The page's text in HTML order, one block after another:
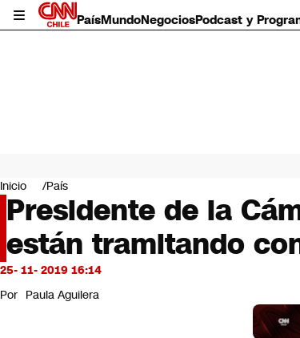
PaísMundoNegociosPodcast y
Mundo
Negocios
Deportes
Programas completos
Cultura
Servicios
Bits
CNN Data
Inicio País
Presidente de la
están tramitando
25- 11- 2019 16:14
Por Paula Aguilera